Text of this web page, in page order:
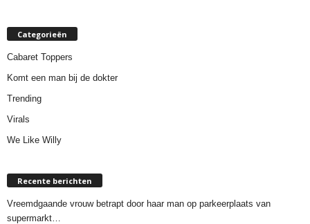
Categorieën
Cabaret Toppers
Komt een man bij de dokter
Trending
Virals
We Like Willy
Recente berichten
Vreemdgaande vrouw betrapt door haar man op parkeerplaats van
supermarkt…